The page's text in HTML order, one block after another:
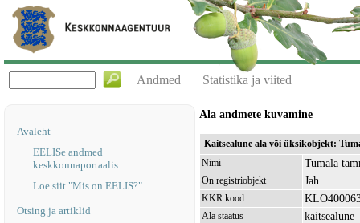
Andmed Statistika ja viited
Avaleht
EELISe andmed
keskkonnaportaalis
Loe siit "Mis on EELIS?"
Otsing ja artiklid
Ala andmete kuvamine
Kaitsealune ala või üksikobjekt:
Nimi
Tumala
On registriobjekt Jah
KKR kood
Ala staatus kaitsealune